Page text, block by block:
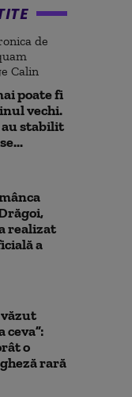
poate fi
vechi.
stabilit
realizat
a
ceva”:
o
rară